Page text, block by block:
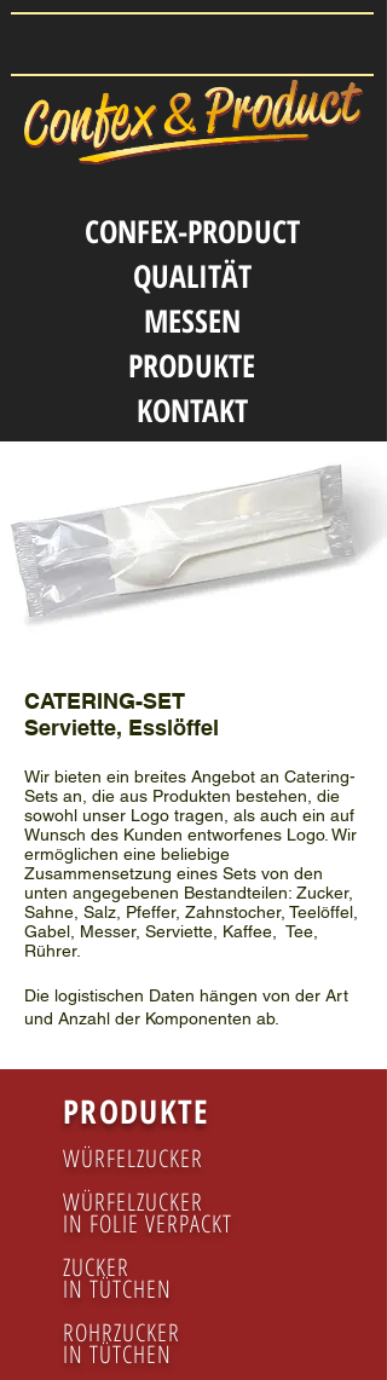
QUALITӒT
CONFEX-PRODUCT
MESSEN
PRODUKTE
KONTAKT
CATERING-SET
Serviette, Esslöffel
Wir bieten ein breites Angebot an Catering-
Sets an, die aus Produkten bestehen, die
sowohl unser Logo tragen, als auch ein auf
Wunsch des Kunden entworfenes Logo. Wir
ermöglichen eine beliebige
Zusammensetzung eines Sets von den
unten angegebenen Bestandteilen: Zucker,
Sahne, Salz, Pfeffer, Zahnstocher, Teelöffel,
Gabel, Messer, Serviette, Kaffee, Tee,
Rührer.
Die logistischen Daten hängen von der Art
und Anzahl der Komponenten ab.
PRODUKTE
WÜRFELZUCKER
WÜRFELZUCKER
IN FOLIE VERPACKT
ZUCKER
IN TÜTCHEN
ROHRZUCKER
IN TÜTCHEN